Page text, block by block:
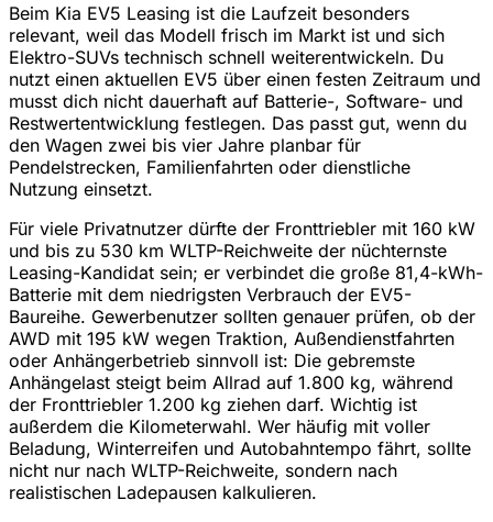
Beim Kia EV5 Leasing ist die Laufzeit besonders
relevant, weil das Modell frisch im Markt ist und sich
Elektro-SUVs technisch schnell weiterentwickeln. Du
nutzt einen aktuellen EV5 über einen festen Zeitraum und
musst dich nicht dauerhaft auf Batterie-, Software- und
Restwertentwicklung festlegen. Das passt gut, wenn du
den Wagen zwei bis vier Jahre planbar für
Pendelstrecken, Familienfahrten oder dienstliche
Nutzung einsetzt.
Für viele Privatnutzer dürfte der Fronttriebler mit 160 kW
und bis zu 530 km WLTP-Reichweite der nüchternste
Leasing-Kandidat sein; er verbindet die große 81,4-kWh-
Batterie mit dem niedrigsten Verbrauch der EV5-
Baureihe. Gewerbenutzer sollten genauer prüfen, ob der
AWD mit 195 kW wegen Traktion, Außendienstfahrten
oder Anhängerbetrieb sinnvoll ist: Die gebremste
Anhängelast steigt beim Allrad auf 1.800 kg, während
der Fronttriebler 1.200 kg ziehen darf. Wichtig ist
außerdem die Kilometerwahl. Wer häufig mit voller
Beladung, Winterreifen und Autobahntempo fährt, sollte
nicht nur nach WLTP-Reichweite, sondern nach
realistischen Ladepausen kalkulieren.